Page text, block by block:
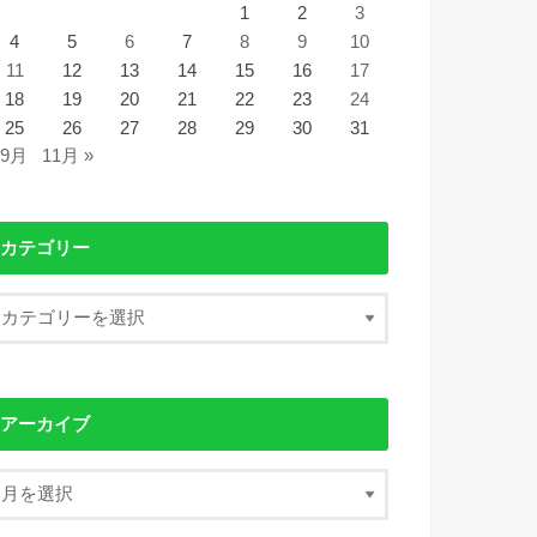
1 2
3
4
5 6 7 8 9
10
11
12 13 14 15 16
17
18
19 20 21 22 23
24
25
26 27 28 29 30
31
月
11月 »
カテゴリー
アーカイブ